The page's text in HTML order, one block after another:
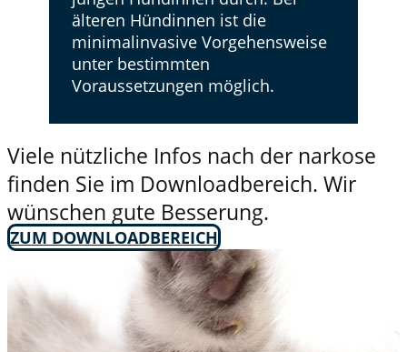
älteren Hündinnen ist die
minimalinvasive Vorgehensweise
unter bestimmten
Voraussetzungen möglich.
Viele nützliche Infos nach der narkose
finden Sie im Downloadbereich. Wir
wünschen gute Besserung.
ZUM DOWNLOADBEREICH